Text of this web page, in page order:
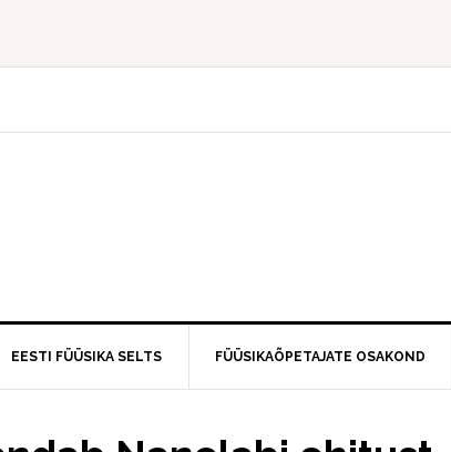
EESTI FÜÜSIKA SELTS FÜÜSIKAÕPETAJATE OSAKOND